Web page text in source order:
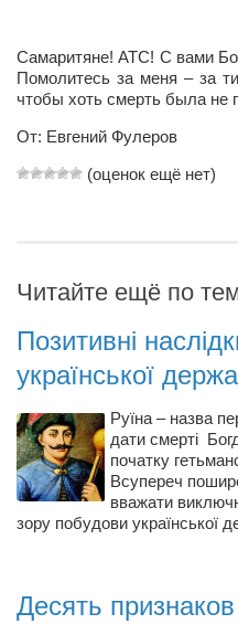
Ольга Козаченко
Оксана
Александра Скорук
Евгений Полюхович
Здоровье
Врач
городская
Оптика —
Тенториум -
Кафе, клубы,
Самаритяне! АТС! С вами
Помолитесь за меня – за
чтобы хоть смерть была не
От: Евгений Фулеров
(оценок ещё нет)
Читайте ещё по
Позитивні
української
Руїна – назва
дати смерті
початку
Всупереч
вважати
зору побудови української
Десять